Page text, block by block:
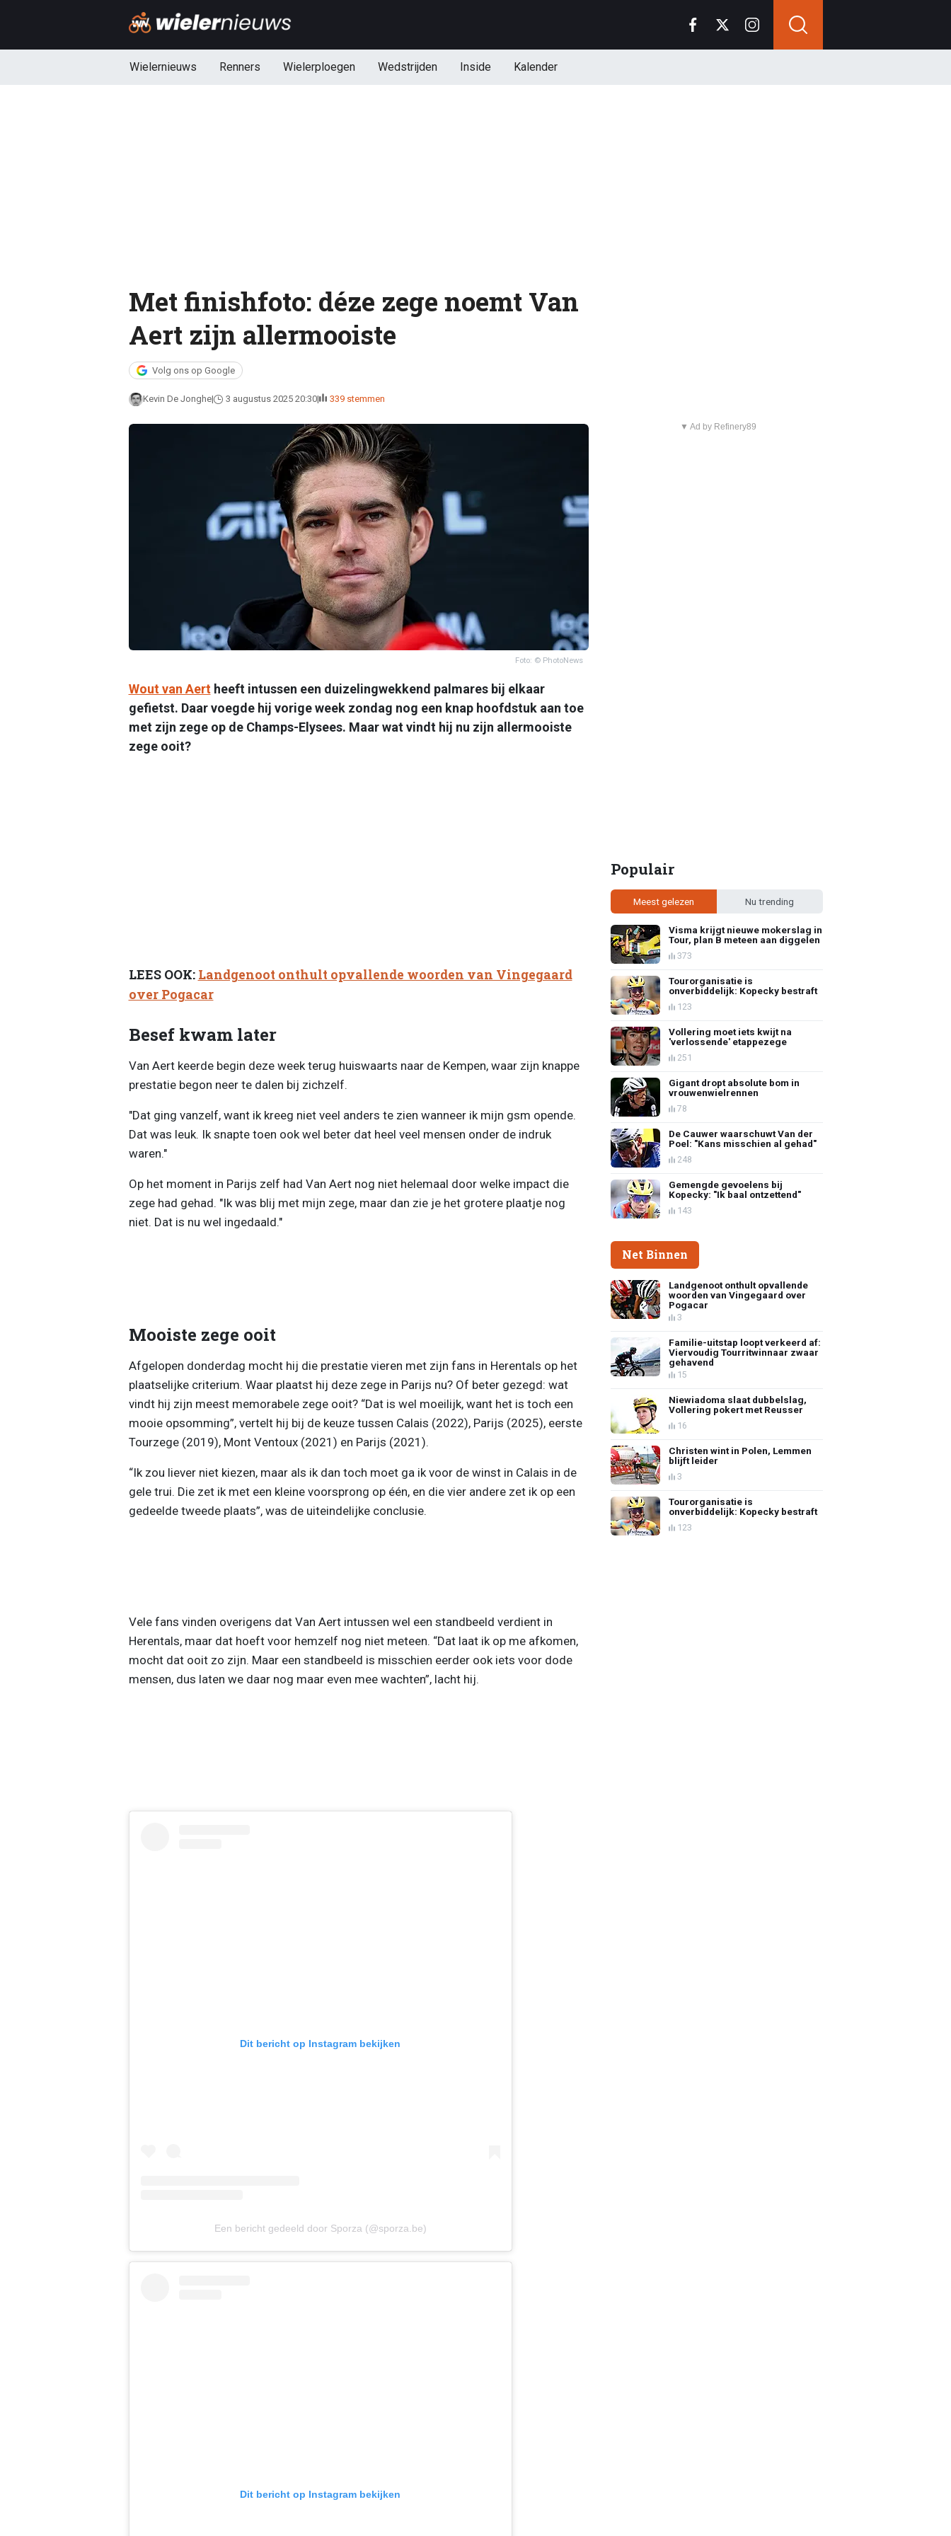
Wielernieuws Renners Wielerploegen Wedstrijden Inside Kalender
Met finishfoto: déze zege noemt Van
Aert zijn allermooiste
Volg ons op Google
Kevin De Jonghe 3 augustus 2025 20:30 339 stemmen
Foto: © PhotoNews
Wout van Aertheeft intussen een duizelingwekkend palmares bij elkaar
gefietst. Daar voegde hij vorige week zondag nog een knap hoofdstuk aan toe
met zijn zege op de Champs-Elysees. Maar wat vindt hij nu zijn allermooiste
zege ooit?
LEES OOK: Landgenoot onthult opvallende woorden van Vingegaard
over Pogacar
Besef kwam later
Van Aert keerde begin deze week terug huiswaarts naar de Kempen, waar zijn knappe
prestatie begon neer te dalen bij zichzelf.
"Dat ging vanzelf, want ik kreeg niet veel anders te zien wanneer ik mijn gsm opende.
Dat was leuk. Ik snapte toen ook wel beter dat heel veel mensen onder de indruk
waren."
Op het moment in Parijs zelf had Van Aert nog niet helemaal door welke impact die
zege had gehad. "Ik was blij met mijn zege, maar dan zie je het grotere plaatje nog
niet. Dat is nu wel ingedaald."
Mooiste zege ooit
Afgelopen donderdag mocht hij die prestatie vieren met zijn fans in Herentals op het
plaatselijke criterium. Waar plaatst hij deze zege in Parijs nu? Of beter gezegd: wat
vindt hij zijn meest memorabele zege ooit? “Dat is wel moeilijk, want het is toch een
mooie opsomming”, vertelt hij bij de keuze tussen Calais (2022), Parijs (2025), eerste
Tourzege (2019), Mont Ventoux (2021) en Parijs (2021).
“Ik zou liever niet kiezen, maar als ik dan toch moet ga ik voor de winst in Calais in de
gele trui. Die zet ik met een kleine voorsprong op één, en die vier andere zet ik op een
gedeelde tweede plaats”, was de uiteindelijke conclusie.
Vele fans vinden overigens dat Van Aert intussen wel een standbeeld verdient in
Herentals, maar dat hoeft voor hemzelf nog niet meteen. “Dat laat ik op me afkomen,
mocht dat ooit zo zijn. Maar een standbeeld is misschien eerder ook iets voor dode
mensen, dus laten we daar nog maar even mee wachten”, lacht hij.
Dit bericht op Instagram bekijken
Een bericht gedeeld door Sporza (@sporza.be)
Dit bericht op Instagram bekijken
▼ Ad by Refinery89
Populair
Meest gelezen Nu trending
Visma krijgt nieuwe mokerslag in
Tour, plan B meteen aan diggelen
373
Tourorganisatie is
onverbiddelijk: Kopecky bestraft
123
Vollering moet iets kwijt na
'verlossende' etappezege
251
Gigant dropt absolute bom in
vrouwenwielrennen
78
De Cauwer waarschuwt Van der
Poel: "Kans misschien al gehad"
248
Gemengde gevoelens bij
Kopecky: "Ik baal ontzettend"
143
Net Binnen
Landgenoot onthult opvallende
woorden van Vingegaard over
Pogacar
3
Familie-uitstap loopt verkeerd af:
Viervoudig Tourritwinnaar zwaar
gehavend
15
Niewiadoma slaat dubbelslag,
Vollering pokert met Reusser
16
Christen wint in Polen, Lemmen
blijft leider
3
Tourorganisatie is
onverbiddelijk: Kopecky bestraft
123